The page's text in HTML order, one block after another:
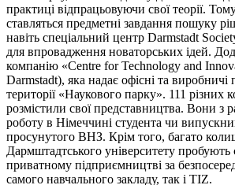
практиці відпрацьовуючи свої теорії.
ставляться предметні завдання пошуку
навіть спеціальний центр Darmstadt
для впровадження новаторських ідей.
компанію «Centre for Technology and
Darmstadt), яка надає офісні та
території «Наукового парку». 111 різних
розмістили свої представництва. Вони з
роботу в Німеччині студента чи
просунутого ВНЗ. Крім того, багато
Дармштадтського університету пробують
приватному підприємництві за
самого навчального закладу, так і TIZ.